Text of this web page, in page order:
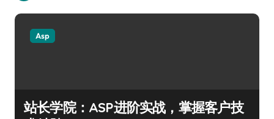
Asp
站长学院：ASP进阶实战，掌握客户技